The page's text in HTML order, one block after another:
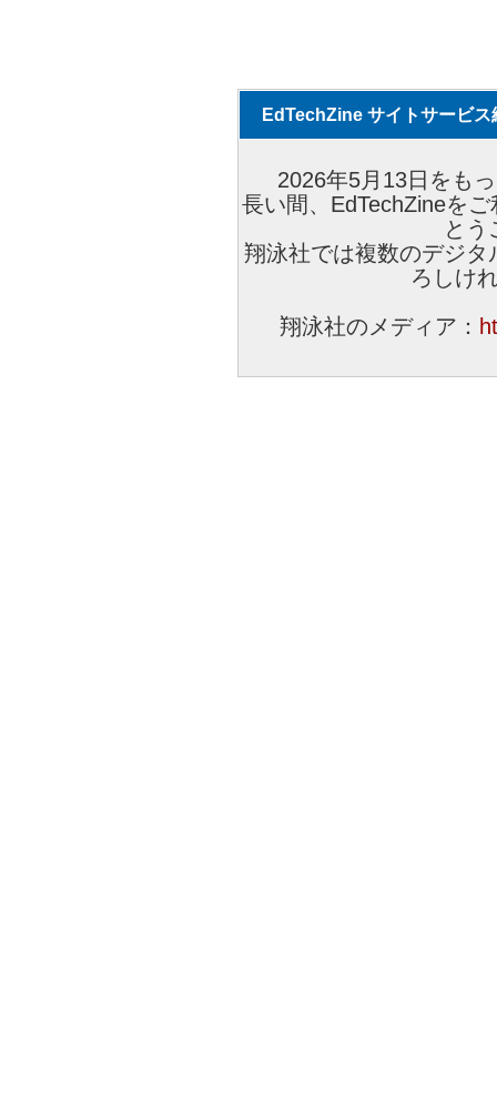
EdTechZine サイトサービス
2026年5月13日をも
長い間、EdTechZineを
とう
翔泳社では複数のデジ
ろしけ
翔泳社のメディア：